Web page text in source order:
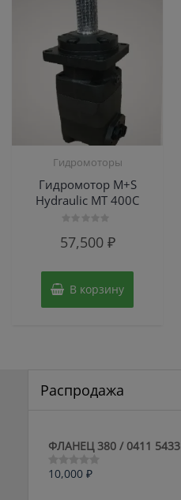
Гидромоторы
Гидромотор M+S
Hydraulic МТ 400С
0
57,500 ₽
В корзину
Распродажа
ФЛАНЕЦ 380 / 0411 5433
Оценка
10,000 ₽